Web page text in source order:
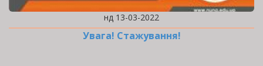
нд 13-03-2022
Увага! Стажування!